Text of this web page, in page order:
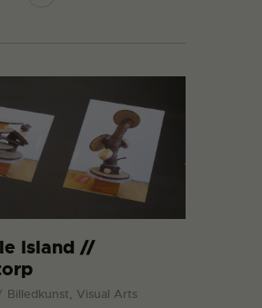
Island //
Billedkunst, Visual Arts